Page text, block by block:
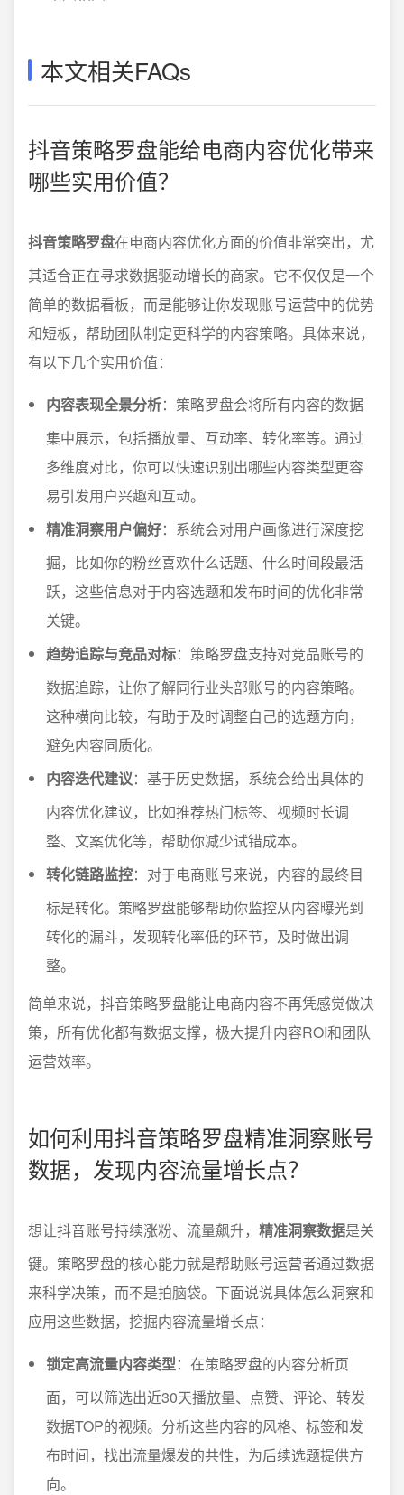
本文相关FAQs
抖音策略罗盘能给电商内容优化带来
哪些实用价值？
抖音策略罗盘在电商内容优化方面的价值非常突出，尤
其适合正在寻求数据驱动增长的商家。它不仅仅是一个
简单的数据看板，而是能够让你发现账号运营中的优势
和短板，帮助团队制定更科学的内容策略。具体来说，
有以下几个实用价值：
内容表现全景分析：策略罗盘会将所有内容的数据
集中展示，包括播放量、互动率、转化率等。通过
多维度对比，你可以快速识别出哪些内容类型更容
易引发用户兴趣和互动。
精准洞察用户偏好：系统会对用户画像进行深度挖
掘，比如你的粉丝喜欢什么话题、什么时间段最活
跃，这些信息对于内容选题和发布时间的优化非常
关键。
趋势追踪与竞品对标：策略罗盘支持对竞品账号的
数据追踪，让你了解同行业头部账号的内容策略。
这种横向比较，有助于及时调整自己的选题方向，
避免内容同质化。
内容迭代建议：基于历史数据，系统会给出具体的
内容优化建议，比如推荐热门标签、视频时长调
整、文案优化等，帮助你减少试错成本。
转化链路监控：对于电商账号来说，内容的最终目
标是转化。策略罗盘能够帮助你监控从内容曝光到
转化的漏斗，发现转化率低的环节，及时做出调
整。
简单来说，抖音策略罗盘能让电商内容不再凭感觉做决
策，所有优化都有数据支撑，极大提升内容ROI和团队
运营效率。
如何利用抖音策略罗盘精准洞察账号
数据，发现内容流量增长点？
想让抖音账号持续涨粉、流量飙升， 精准洞察数据是关
键。策略罗盘的核心能力就是帮助账号运营者通过数据
来科学决策，而不是拍脑袋。下面说说具体怎么洞察和
应用这些数据，挖掘内容流量增长点：
锁定高流量内容类型：在策略罗盘的内容分析页
面，可以筛选出近30天播放量、点赞、评论、转发
数据TOP的视频。分析这些内容的风格、标签和发
布时间，找出流量爆发的共性，为后续选题提供方
向。